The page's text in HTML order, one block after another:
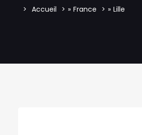
Accueil » France » Lille